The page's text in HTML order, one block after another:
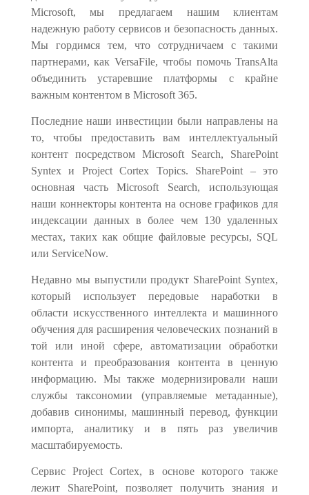
Microsoft, мы предлагаем нашим клиентам
надежную работу сервисов и безопасность данных.
Мы гордимся тем, что сотрудничаем с такими
партнерами, как VersaFile, чтобы помочь TransAlta
объединить устаревшие платформы с крайне
важным контентом в Microsoft 365.
Последние наши инвестиции были направлены на
то, чтобы предоставить вам интеллектуальный
контент посредством Microsoft Search, SharePoint
Syntex и Project Cortex Topics. SharePoint – это
основная часть Microsoft Search, использующая
наши коннекторы контента на основе графиков для
индексации данных в более чем 130 удаленных
местах, таких как общие файловые ресурсы, SQL
или ServiceNow.
Недавно мы выпустили продукт SharePoint Syntex,
который использует передовые наработки в
области искусственного интеллекта и машинного
обучения для расширения человеческих познаний в
той или иной сфере, автоматизации обработки
контента и преобразования контента в ценную
информацию. Мы также модернизировали наши
службы таксономии (управляемые метаданные),
добавив синонимы, машинный перевод, функции
импорта, аналитику и в пять раз увеличив
масштабируемость.
Сервис Project Cortex, в основе которого также
лежит SharePoint, позволяет получить знания и